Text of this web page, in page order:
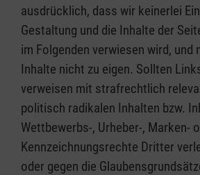
ausdrücklich, dass wir keinerlei
Gestaltung und die Inhalte der
im Folgenden verwiesen wird, und
Inhalte nicht zu eigen. Sollten
verweisen mit strafrechtlich
politisch radikalen Inhalten bzw.
Wettbewerbs-, Urheber-, Marken-
Kennzeichnungsrechte Dritter
oder gegen die